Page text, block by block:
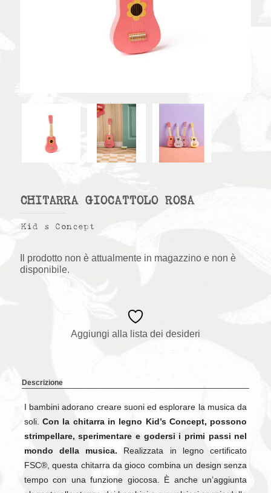
CHITARRA GIOCATTOLO ROSA
Kid s Concept
Il prodotto non è attualmente in magazzino e non è
disponibile.
Aggiungi alla lista dei desideri
Descrizione
I bambini adorano creare suoni ed esplorare la musica da
soli. Con la chitarra in legno Kid’s Concept, possono
strimpellare, sperimentare e godersi i primi passi nel
mondo della musica. Realizzata in legno certificato
FSC®, questa chitarra da gioco combina un design senza
tempo con una funzione giocosa. È anche un’aggiunta